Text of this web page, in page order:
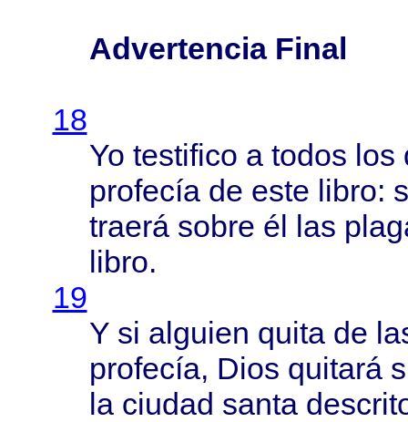
Advertencia Final
18
Yo testifico a todos los
profecíade este libro:
traerá sobre él las
libro.
19
Y si alguien quitade
profecía, Dios quitará
la ciudad santa